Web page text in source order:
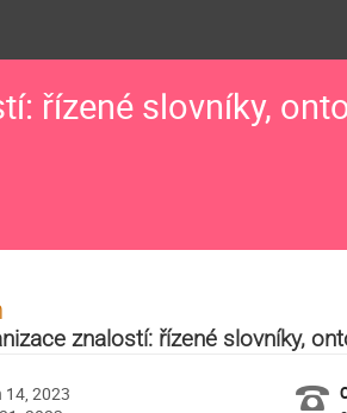
řízené slovníky,
znalostí: řízené slovníky,
14, 2023